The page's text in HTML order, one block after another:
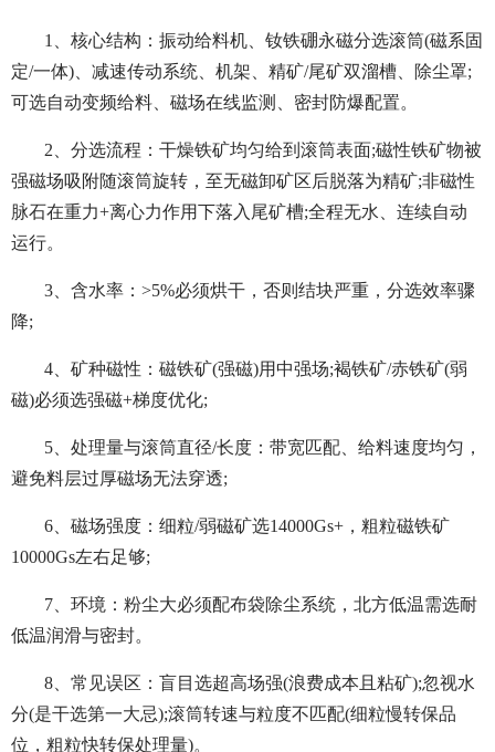
1、核心结构：振动给料机、钕铁硼永磁分选滚筒(磁系固
定/一体)、减速传动系统、机架、精矿/尾矿双溜槽、除尘罩;
可选自动变频给料、磁场在线监测、密封防爆配置。
2、分选流程：干燥铁矿均匀给到滚筒表面;磁性铁矿物被
强磁场吸附随滚筒旋转，至无磁卸矿区后脱落为精矿;非磁性
脉石在重力+离心力作用下落入尾矿槽;全程无水、连续自动
运行。
3、含水率：>5%必须烘干，否则结块严重，分选效率骤
降;
4、矿种磁性：磁铁矿(强磁)用中强场;褐铁矿/赤铁矿(弱
磁)必须选强磁+梯度优化;
5、处理量与滚筒直径/长度：带宽匹配、给料速度均匀，
避免料层过厚磁场无法穿透;
6、磁场强度：细粒/弱磁矿选14000Gs+，粗粒磁铁矿
10000Gs左右足够;
7、环境：粉尘大必须配布袋除尘系统，北方低温需选耐
低温润滑与密封。
8、常见误区：盲目选超高场强(浪费成本且粘矿);忽视水
分(是干选第一大忌);滚筒转速与粒度不匹配(细粒慢转保品
位，粗粒快转保处理量)。